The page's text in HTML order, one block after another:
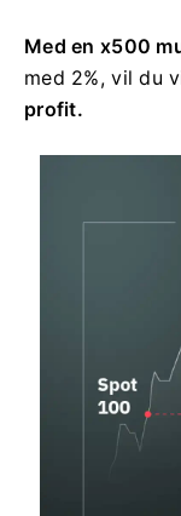
Med en x500
med 2%, vil du
profit.